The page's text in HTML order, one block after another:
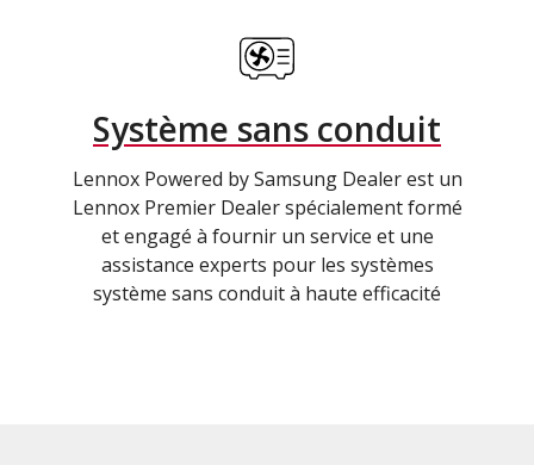
Système sans conduit
Lennox Powered by Samsung Dealer est un
Lennox Premier Dealer spécialement formé
et engagé à fournir un service et une
assistance experts pour les systèmes
système sans conduit à haute efficacité